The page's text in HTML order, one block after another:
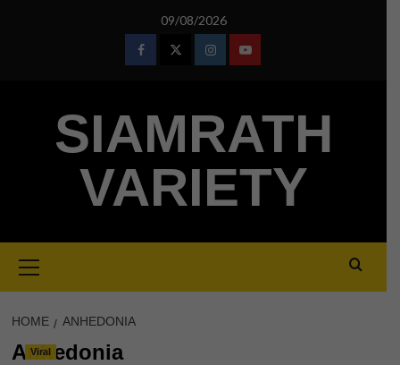
09/08/2026
FacebookTwitterInstagramYoutube
SIAMRATH
VARIETY
Menu
HOME ANHEDONIA
Anhedonia
Viral